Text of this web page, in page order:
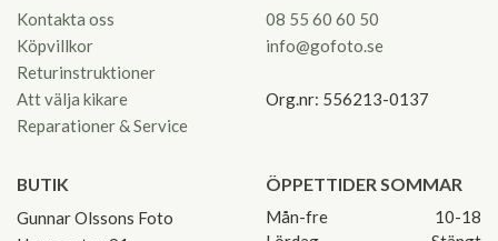
Kontakta oss
Köpvillkor
Returinstruktioner
Att välja kikare
Reparationer & Service
08 55 60 60 50
info@gofoto.se
Org.nr: 556213-0137
BUTIK
Gunnar Olssons Foto
ÖPPETTIDER SOMMAR
Mån-fre
10-18